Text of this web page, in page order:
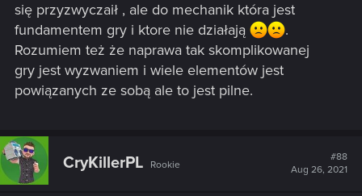
się przyzwyczaił , ale do mechanik która jest
fundamentem gry i ktore nie działają
.
Rozumiem też że naprawa tak skomplikowanej
gry jest wyzwaniem i wiele elementów jest
powiązanych ze sobą ale to jest pilne.
CryKillerPL Rookie
#88
Aug 26, 2021